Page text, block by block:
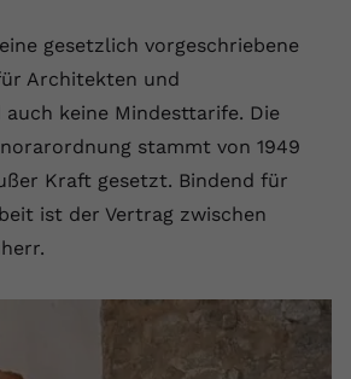
gesetzlich vorgeschriebene
Architekten und
keine Mindesttarife. Die
stammt von 1949
Kraft gesetzt. Bindend für
ist der Vertrag zwischen